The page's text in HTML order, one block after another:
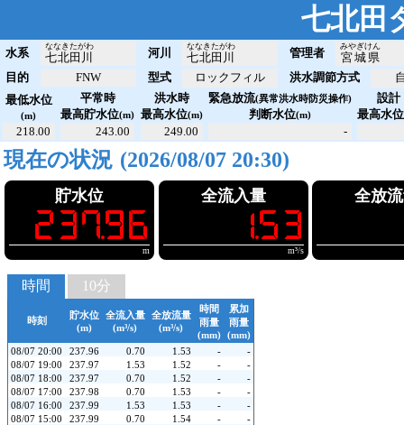
七北田
水系 七北田川
ななきたがわ
河川 七北田川
ななきたがわ
管理者 宮城県
みやぎけん
目的 FNW 型式 ロックフィル 洪水調節方式
最低水位
(m)
218.00
平常時
最高貯水位(m)
243.00
洪水時
最高水位(m)
249.00
緊急放流(異常洪水時防災操作)
判断水位(m)
-
設計
最高水位
現在の状況 (ダム観測値取得中)
貯水位
!237.96
m
全流入量
!!!1.53
m³/s
全放
時間
時刻
貯水位
(m)
全流入量
(m³/s)
全放流量
(m³/s)
時間
雨量
(mm)
累加
雨量
(mm)
08/07 20:00
237.96 0.70 1.53 -
-
08/07 19:00
237.97 1.53 1.52 -
-
08/07 18:00
237.97 0.70 1.52 -
-
08/07 17:00
237.98 0.70 1.53 -
-
08/07 16:00
237.99 1.53 1.53 -
-
08/07 15:00
237.99 0.70 1.54 -
-
10分